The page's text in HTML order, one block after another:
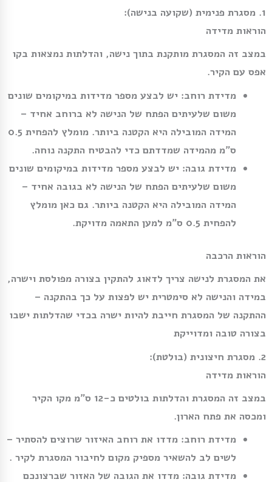
1. מסגרת פנימית (שקועה בנישה):
הוראות מדידה
במצב זה המסגרת מותקנת בתוך נישה, והדלתות נמצאות בקו
אפס עם הקיר.
מדידת רוחב: יש לבצע מספר מדידות במיקומים שונים
משום שלעיתים הפתח של הנישה לא ברוחב אחיד –
המידה המובילה היא הקטנה ביותר. מומלץ להפחית 0.5
ס”מ מהמידה שמדדתם כדי להבטיח התקנה נוחה.
מדידת גובה: יש לבצע מספר מדידות במיקומים שונים
משום שלעיתים הפתח של הנישה לא בגובה אחיד –
המידה המובילה היא הקטנה ביותר. גם כאן מומלץ
להפחית 0.5 ס”מ למען התאמה מדויקת.
הוראות הרכבה
את המסגרת לנישה צריך לדאוג להתקין בצורה מפולסת וישרה,
במידה והנישה לא סימטרית יש לפצות על כך בהתקנה –
ההתקנה של המסגרת חייבת להיות ישרה בכדי שהדלתות ישבו
בצורה טובה ומדוייקת
2. מסגרת חיצונית (בולטת):
הוראות מדידה
במצב זה המסגרת והדלתות בולטים כ-12 ס”מ מקו הקיר
ומכסה את פתח הארון.
מדידת רוחב: מדדו את רוחב האיזור שרוצים להסתיר –
לשים לב להשאיר מספיק מקום לחיבור המסגרת לקיר .
מדידת גובה: מדדו את הגובה של האזור שברצונכם